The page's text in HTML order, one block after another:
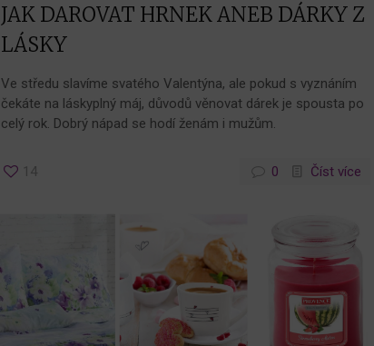
JAK DAROVAT HRNEK ANEB DÁRKY Z
LÁSKY
Ve středu slavíme svatého Valentýna, ale pokud s vyznáním
čekáte na láskyplný máj, důvodů věnovat dárek je spousta po
celý rok. Dobrý nápad se hodí ženám i mužům.
14 0 Číst více